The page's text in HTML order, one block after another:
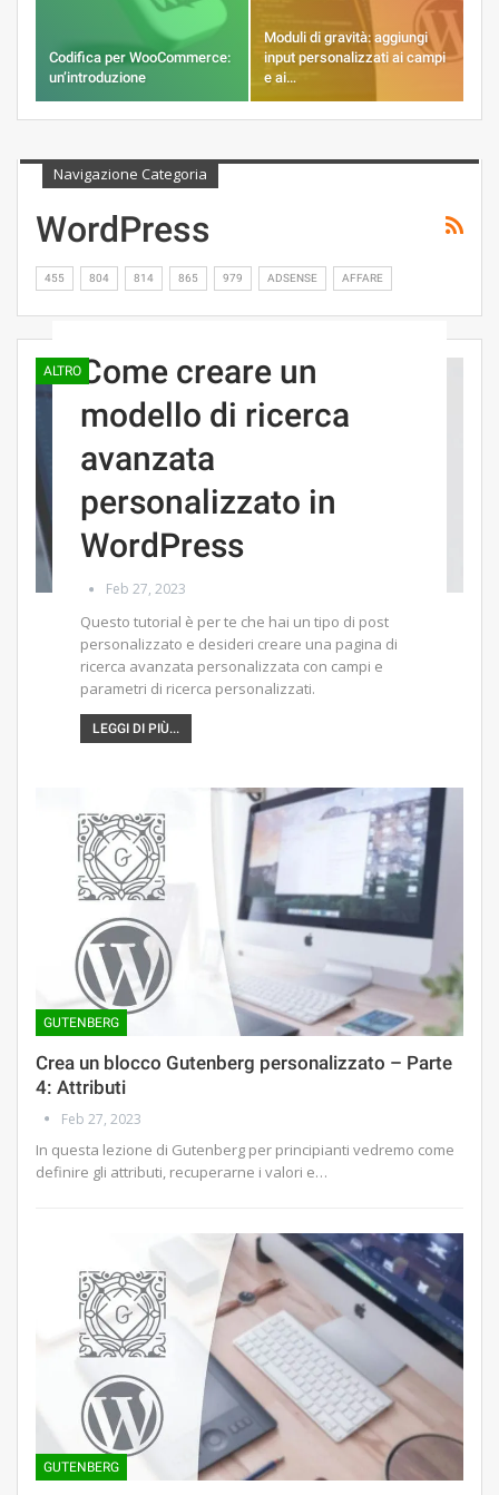
Codifica per WooCommerce:
un’introduzione
Moduli di gravità: aggiungi
input personalizzati ai campi
e ai…
Navigazione Categoria
WordPress
455 804 814 865 979 ADSENSE AFFARE
ALTROCome creare un
modello di ricerca
avanzata
personalizzato in
WordPress
Feb 27, 2023
Questo tutorial è per te che hai un tipo di post
personalizzato e desideri creare una pagina di
ricerca avanzata personalizzata con campi e
parametri di ricerca personalizzati.
LEGGI DI PIÙ...
GUTENBERG
Crea un blocco Gutenberg personalizzato – Parte
4: Attributi
Feb 27, 2023
In questa lezione di Gutenberg per principianti vedremo come
definire gli attributi, recuperarne i valori e…
GUTENBERG